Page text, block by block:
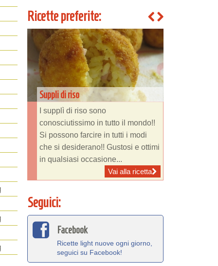
Ricette preferite:
Suppli di riso
I supplì di riso sono
conosciutissimo in tutto il mondo!!
Si possono farcire in tutti i modi
che si desiderano!! Gustosi e ottimi
in qualsiasi occasione...
Vai alla ricetta
Seguici:
Facebook
Ricette light nuove ogni giorno,
seguici su Facebook!